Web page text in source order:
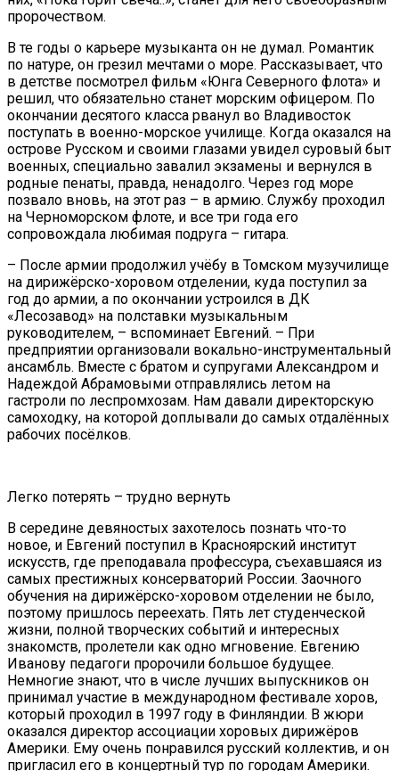
пророчеством.
В те годы о карьере музыканта он не думал. Романтик
по натуре, он грезил мечтами о море. Рассказывает, что
в детстве посмотрел фильм «Юнга Северного флота» и
решил, что обязательно станет морским офицером. По
окончании десятого класса рванул во Владивосток
поступать в военно-морское училище. Когда оказался на
острове Русском и своими глазами увидел суровый быт
военных, специально завалил экзамены и вернулся в
родные пенаты, правда, ненадолго. Через год море
позвало вновь, на этот раз – в армию. Службу проходил
на Черноморском флоте, и все три года его
сопровождала любимая подруга – гитара.
– После армии продолжил учёбу в Томском музучилище
на дирижёрско-хоровом отделении, куда поступил за
год до армии, а по окончании устроился в ДК
«Лесозавод» на полставки музыкальным
руководителем, – вспоминает Евгений. – При
предприятии организовали вокально-инструментальный
ансамбль. Вместе с братом и супругами Александром и
Надеждой Абрамовыми отправлялись летом на
гастроли по леспромхозам. Нам давали директорскую
самоходку, на которой доплывали до самых отдалённых
рабочих посёлков.
Легко потерять – трудно вернуть
В середине девяностых захотелось познать что-то
новое, и Евгений поступил в Красноярский институт
искусств, где преподавала профессура, съехавшаяся из
самых престижных консерваторий России. Заочного
обучения на дирижёрско-хоровом отделении не было,
поэтому пришлось переехать. Пять лет студенческой
жизни, полной творческих событий и интересных
знакомств, пролетели как одно мгновение. Евгению
Иванову педагоги пророчили большое будущее.
Немногие знают, что в числе лучших выпускников он
принимал участие в международном фестивале хоров,
который проходил в 1997 году в Финляндии. В жюри
оказался директор ассоциации хоровых дирижёров
Америки. Ему очень понравился русский коллектив, и он
пригласил его в концертный тур по городам Америки.